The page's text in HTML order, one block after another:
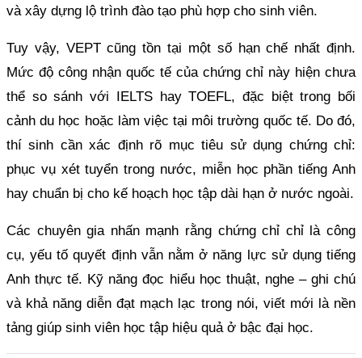
và xây dựng lộ trình đào tạo phù hợp cho sinh viên.
Tuy vậy, VEPT cũng tồn tại một số hạn chế nhất định.
Mức độ công nhận quốc tế của chứng chỉ này hiện chưa
thể so sánh với IELTS hay TOEFL, đặc biệt trong bối
cảnh du học hoặc làm việc tại môi trường quốc tế. Do đó,
thí sinh cần xác định rõ mục tiêu sử dụng chứng chỉ:
phục vụ xét tuyển trong nước, miễn học phần tiếng Anh
hay chuẩn bị cho kế hoạch học tập dài hạn ở nước ngoài.
Các chuyên gia nhấn mạnh rằng chứng chỉ chỉ là công
cụ, yếu tố quyết định vẫn nằm ở năng lực sử dụng tiếng
Anh thực tế. Kỹ năng đọc hiểu học thuật, nghe – ghi chú
và khả năng diễn đạt mạch lạc trong nói, viết mới là nền
tảng giúp sinh viên học tập hiệu quả ở bậc đại học.